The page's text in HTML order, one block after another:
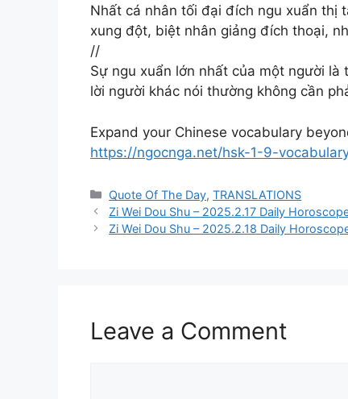
Nhất cá nhân tối đại đích ngu xuẩn thị
xung đột, biệt nhân giảng đích thoại,
//
Sự ngu xuẩn lớn nhất của một người
lời người khác nói thường không cần
Expand your Chinese vocabulary
https://ngocnga.net/hsk-1-9-
Categories
Quote Of The Day,TRANSLATIONS
Zi Wei Dou Shu – 2025.2.17 Daily
Zi Wei Dou Shu – 2025.2.18 Daily
Leave a Comment